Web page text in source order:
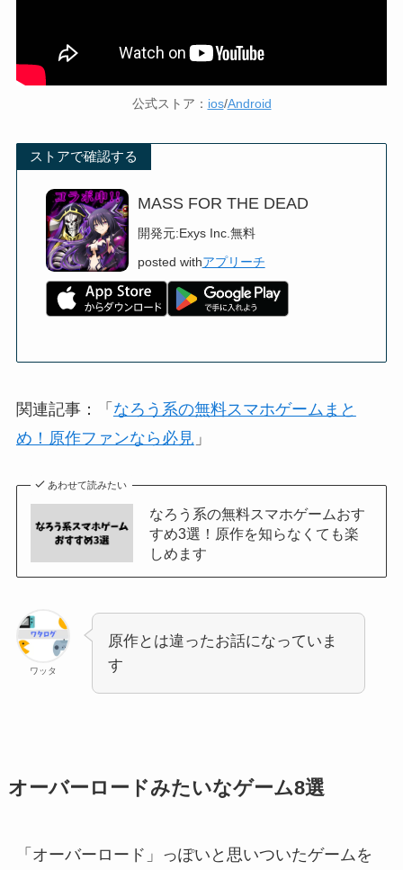
公式ストア： ios/Android
ストアで確認する
MASS FOR THE DEAD
開発元:Exys Inc.無料
posted withアプリーチ
関連記事：「 なろう系の無料スマホゲームまと
め！原作ファンなら必見 」
あわせて読みたい
なろう系の無料スマホゲームおす
すめ3選！原作を知らなくても楽
しめます
ワッタ
原作とは違ったお話になっていま
す
オーバーロードみたいなゲーム8選
「オーバーロード」っぽいと思いついたゲームを